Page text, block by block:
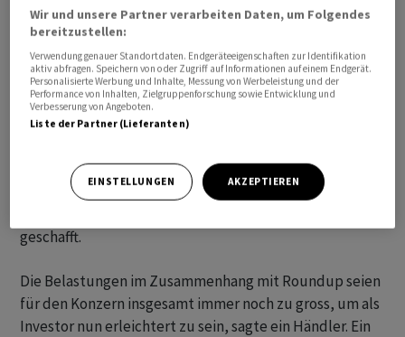
Konzern sich in 14 der jüngsten 20 Fälle vor Gericht
durchgesetzt habe. Zudem seien die meisten Klagen
beigelegt worden.
Die reduzierte gerichtliche Strafzahlung riss die
Anleger nicht vom Hocker. Am frühen Nachmittag
Euro. Für das laufende Jahr steht immer noch ein Minus
von rund 15 Prozent zu Buche. Seit Ende Januar hat es
geschafft.
Die Belastungen im Zusammenhang mit Roundup seien
für den Konzern insgesamt immer noch zu gross, um als
Investor nun erleichtert zu sein, sagte ein Händler. Ein
Wir und unsere Partner verarbeiten Daten, um Folgendes
bereitzustellen:
Verwendung genauer Standortdaten. Endgeräteeigenschaften zur Identifikation
aktiv abfragen. Speichern von oder Zugriff auf Informationen auf einem Endgerät.
Personalisierte Werbung und Inhalte, Messung von Werbeleistung und der
Performance von Inhalten, Zielgruppenforschung sowie Entwicklung und
Verbesserung von Angeboten.
Liste der Partner (Lieferanten)
EINSTELLUNGEN AKZEPTIEREN